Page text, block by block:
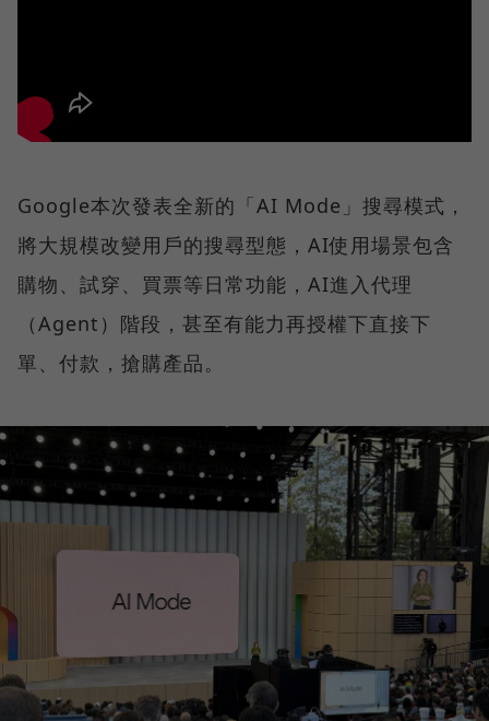
Google本次發表全新的「AI Mode」搜尋模式，
將大規模改變用戶的搜尋型態，AI使用場景包含
購物、試穿、買票等日常功能，AI進入代理
（Agent）階段，甚至有能力再授權下直接下
單、付款，搶購產品。